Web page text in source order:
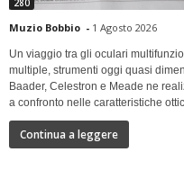
280
Muzio Bobbio - 1 Agosto 2026
Un viaggio tra gli oculari
multiple, strumenti oggi quasi
Baader, Celestron e Meade ne
a confronto nelle caratteristiche
Continua a leggere